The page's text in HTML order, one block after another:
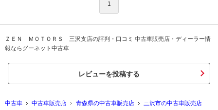
1
ＺＥＮ ＭＯＴＯＲＳ 三沢支店の評判・口コミ 中古車販売店・ディーラー情
報ならグーネット中古車
レビューを投稿する
中古車 中古車販売店 青森県の中古車販売店
三沢市の中古車販売店